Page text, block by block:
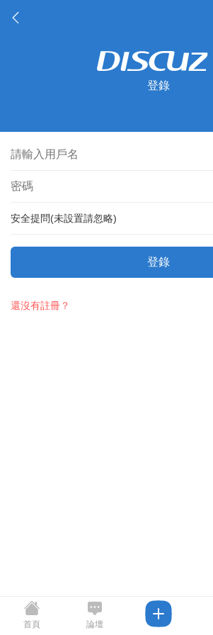
登錄
安全提問(未設置請忽略)
登錄
還沒有註冊？
首頁 論壇